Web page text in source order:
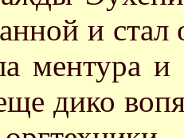
и стал
ментура и
дико